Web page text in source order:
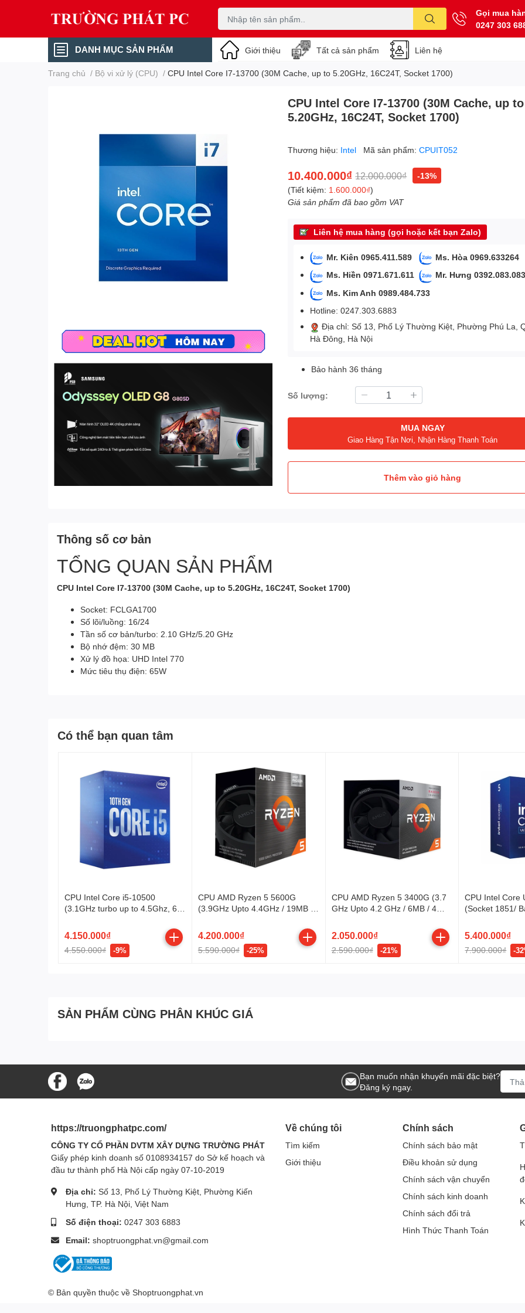
Gọi mua
0247 303
DANH MỤC SẢN PHẨM Giới thiệu Tất cả sản phẩm Liên hệ
Trang chủ / Bộ vi xử lý (CPU) / CPU Intel Core I7-13700 (30M Cache, up to 5.20GHz, 16C24T, Socket 1700)
CPU Intel Core I7-13700 (30M Cache, up to
5.20GHz, 16C24T, Socket 1700)
Thương hiệu: Intel Mã sản phẩm:CPUIT052
10.400.000₫ 12.000.000₫
-13%
(Tiết kiệm: 1.600.000₫)
Giá sản phẩm đã bao gồm VAT
Liên hệ mua hàng (gọi hoặc kết bạn Zalo)
Mr. Kiên 0965.411.589
Ms. Hòa 0969.633264
Ms. Hiền 0971.671.611
Mr. Hưng 0392.083.083
Ms. Kim Anh 0989.484.733
Hotline: 0247.303.6883
Địa chỉ: Số 13, Phố Lý Thường Kiệt, Phường Phú La,
Hà Đông, Hà Nội
Bảo hành 36 tháng
Số lượng:
MUA NGAY
Giao Hàng Tận Nơi, Nhận Hàng Thanh Toán
Thêm vào giỏ hàng
Thông số cơ bản
TỔNG QUAN SẢN PHẨM
CPU Intel Core I7-13700 (30M Cache, up to 5.20GHz, 16C24T, Socket 1700)
Socket: FCLGA1700
Số lõi/luồng: 16/24
Tần số cơ bản/turbo: 2.10 GHz/5.20 GHz
Bộ nhớ đệm: 30 MB
Xử lý đồ họa: UHD Intel 770
Mức tiêu thụ điện: 65W
Có thể bạn quan tâm
CPU Intel Core i5-10500
(3.1GHz turbo up to 4.5Ghz, 6
65W) - Socket Intel LGA 1200
4.150.000₫
4.550.000₫ -9%
CPU AMD Ryzen 5 5600G
(3.9GHz Upto 4.4GHz / 19MB /
Socket AM4)
4.200.000₫
5.590.000₫ -25%
CPU AMD Ryzen 5 3400G (3.7
GHz Upto 4.2 GHz / 6MB / 4
Vega 11 / 65W / Socket AM4)
2.050.000₫
2.590.000₫ -21%
CPU Intel Core
(Socket 1851/
Threads/ Cache
5.400.000₫
7.900.000₫ -
SẢN PHẨM CÙNG PHÂN KHÚC GIÁ
Bạn muốn nhận khuyến mãi đặc biệt?
Đăng ký ngay.
https://truongphatpc.com/
CÔNG TY CỔ PHẦN DVTM XÂY DỰNG TRƯỜNG PHÁT
Giấy phép kinh doanh số 0108934157 do Sở kế hoạch và
đầu tư thành phố Hà Nội cấp ngày 07-10-2019
Địa chỉ: Số 13, Phố Lý Thường Kiệt, Phường Kiến
Hưng, TP. Hà Nội, Việt Nam
Số điện thoại: 0247 303 6883
Email: shoptruongphat.vn@gmail.com
Về chúng tôi
Tìm kiếm
Giới thiệu
Chính sách
Chính sách bảo mật
Điều khoản sử dụng
Chính sách vận chuyển
Chính sách kinh doanh
Chính sách đổi trả
Hình Thức Thanh Toán
© Bản quyền thuộc về Shoptruongphat.vn